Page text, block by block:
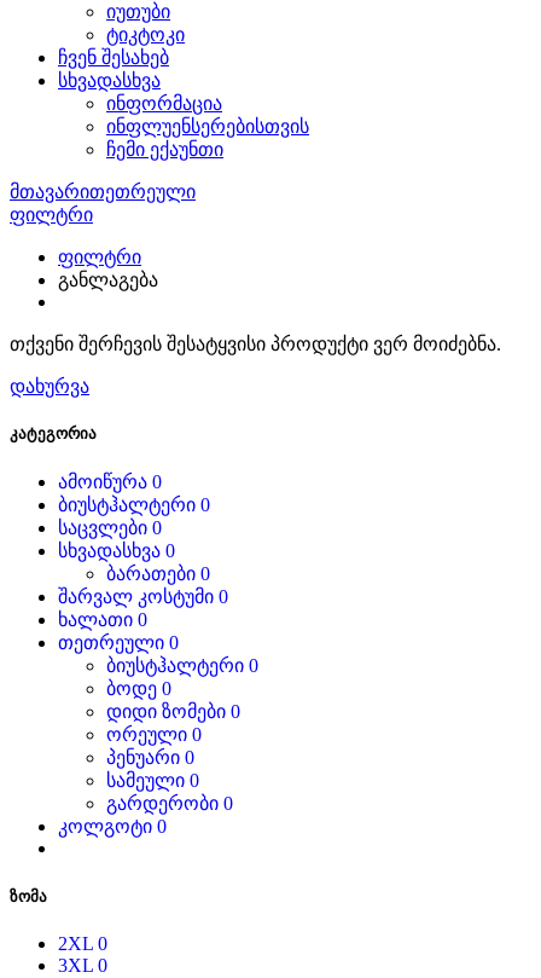
იუთუბი
ტიკტოკი
ჩვენ შესახებ
სხვადასხვა
ინფორმაცია
ინფლუენსერებისთვის
ჩემი ექაუნთი
მთავარითეთრეული
ფილტრი
ფილტრი
განლაგება
თქვენი შერჩევის შესატყვისი პროდუქტი ვერ მოიძებნა.
დახურვა
კატეგორია
ამოიწურა 0
ბიუსტჰალტერი 0
საცვლები 0
სხვადასხვა 0
ბარათები 0
შარვალ კოსტუმი 0
ხალათი 0
თეთრეული 0
ბიუსტჰალტერი 0
ბოდე 0
დიდი ზომები 0
ორეული 0
პენუარი 0
სამეული 0
გარდერობი 0
კოლგოტი 0
ზომა
2XL 0
3XL 0